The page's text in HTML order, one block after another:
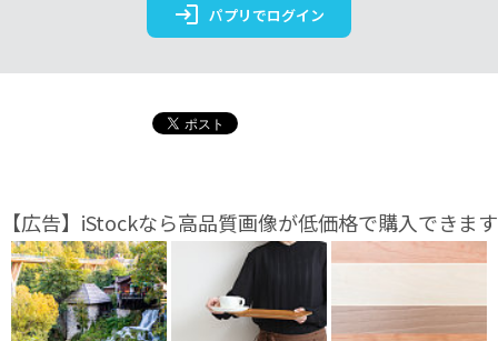
login パプリでログイン
【広告】iStockなら高品質画像が低価格で購入できます